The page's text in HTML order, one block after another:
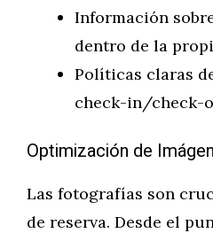
Información
dentro de la
Políticas claras
check-in/check-
Optimización de
Las fotografías son
de reserva. Desde el